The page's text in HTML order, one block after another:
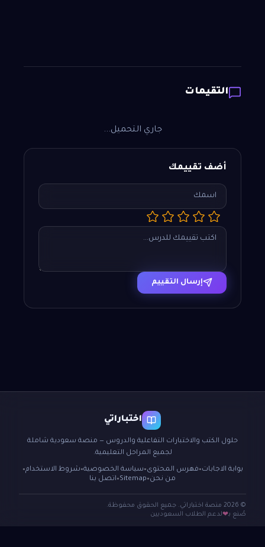
التقيمات
جاري التحميل...
أضف تقييمك
إرسال التقييم
اختباراتي
حلول الكتب والاختبارات التفاعلية والدروس — منصة سعودية شاملة
لجميع المراحل التعليمية.
بوابة الاجابات ● فهرس المحتوى ● سياسة الخصوصية● شروط الاستخدام●
من نحن ●
Sitemap
● اتصل بنا
© 2026 منصة اختباراتي. جميع الحقوق محفوظة.
صُنع بـ❤لدعم الطلاب السعوديين